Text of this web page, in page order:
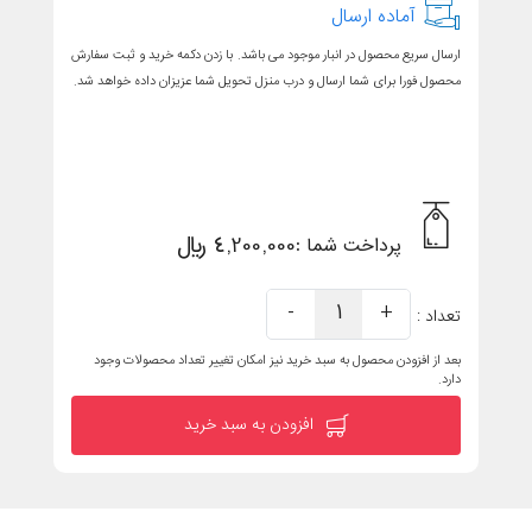
آماده ارسال
ارسال سریع محصول در انبار موجود می باشد. با زدن دکمه خرید و ثبت سفارش
محصول فورا برای شما ارسال و درب منزل تحویل شما عزیزان داده خواهد شد.
پرداخت شما :4,200,000 ریال
تعداد : +
1
-
بعد از افزودن محصول به سبد خرید نیز امکان تغییر تعداد محصولات وجود
دارد.
افزودن به سبد خرید